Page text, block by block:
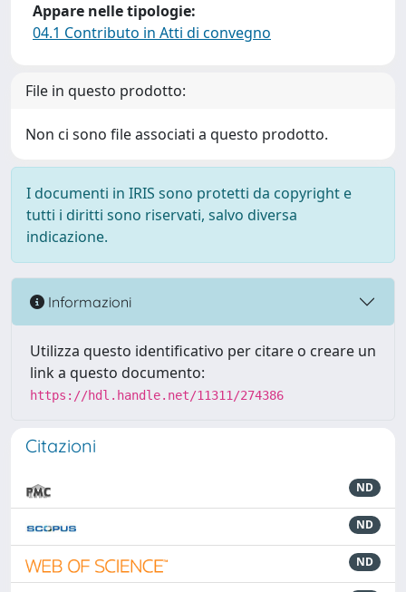
Appare nelle tipologie:
04.1 Contributo in Atti di convegno
File in questo prodotto:
Non ci sono file associati a questo prodotto.
I documenti in IRIS sono protetti da copyright e
tutti i diritti sono riservati, salvo diversa
indicazione.
Informazioni
Utilizza questo identificativo per citare o creare un
link a questo documento:
https://hdl.handle.net/11311/274386
Citazioni
ND
ND
ND